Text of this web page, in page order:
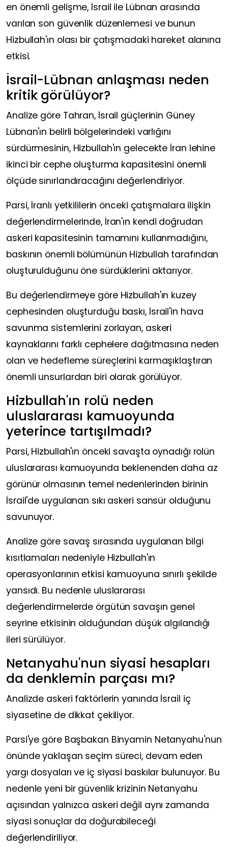
en önemli gelişme, İsrail ile Lübnan arasında
varılan son güvenlik düzenlemesi ve bunun
Hizbullah'ın olası bir çatışmadaki hareket alanına
etkisi.
İsrail-Lübnan anlaşması neden
kritik görülüyor?
Analize göre Tahran, İsrail güçlerinin Güney
Lübnan'ın belirli bölgelerindeki varlığını
sürdürmesinin, Hizbullah'ın gelecekte İran lehine
ikinci bir cephe oluşturma kapasitesini önemli
ölçüde sınırlandıracağını değerlendiriyor.
Parsi, İranlı yetkililerin önceki çatışmalara ilişkin
değerlendirmelerinde, İran'ın kendi doğrudan
askeri kapasitesinin tamamını kullanmadığını,
baskının önemli bölümünün Hizbullah tarafından
oluşturulduğunu öne sürdüklerini aktarıyor.
Bu değerlendirmeye göre Hizbullah'ın kuzey
cephesinden oluşturduğu baskı, İsrail'in hava
savunma sistemlerini zorlayan, askeri
kaynaklarını farklı cephelere dağıtmasına neden
olan ve hedefleme süreçlerini karmaşıklaştıran
önemli unsurlardan biri olarak görülüyor.
Hizbullah'ın rolü neden
uluslararası kamuoyunda
yeterince tartışılmadı?
Parsi, Hizbullah'ın önceki savaşta oynadığı rolün
uluslararası kamuoyunda beklenenden daha az
görünür olmasının temel nedenlerinden birinin
İsrail'de uygulanan sıkı askeri sansür olduğunu
savunuyor.
Analize göre savaş sırasında uygulanan bilgi
kısıtlamaları nedeniyle Hizbullah'ın
operasyonlarının etkisi kamuoyuna sınırlı şekilde
yansıdı. Bu nedenle uluslararası
değerlendirmelerde örgütün savaşın genel
seyrine etkisinin olduğundan düşük algılandığı
ileri sürülüyor.
Netanyahu'nun siyasi hesapları
da denklemin parçası mı?
Analizde askeri faktörlerin yanında İsrail iç
siyasetine de dikkat çekiliyor.
Parsi'ye göre Başbakan Binyamin Netanyahu'nun
önünde yaklaşan seçim süreci, devam eden
yargı dosyaları ve iç siyasi baskılar bulunuyor. Bu
nedenle yeni bir güvenlik krizinin Netanyahu
açısından yalnızca askeri değil aynı zamanda
siyasi sonuçlar da doğurabileceği
değerlendiriliyor.